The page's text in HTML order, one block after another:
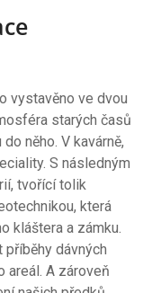
vystavěno ve dvou
starých časů
něho. V kavárně,
S následným
tvořící tolik
která
kláštera a zámku.
dávných
areál. A zároveň